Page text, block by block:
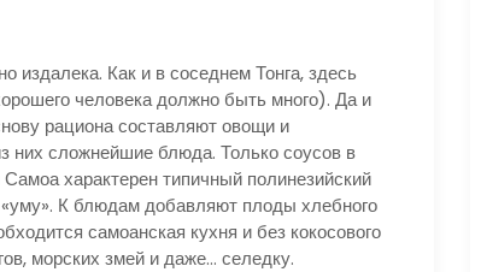
Как и в соседнем Тонга, здесь
человека должно быть много). Да и
рациона составляют овощи и
них сложнейшие блюда. Только соусов в
характерен типичный полинезийский
К блюдам добавляют плоды хлебного
самоанская кухня и без кокосового
морских змей и даже… селедку.